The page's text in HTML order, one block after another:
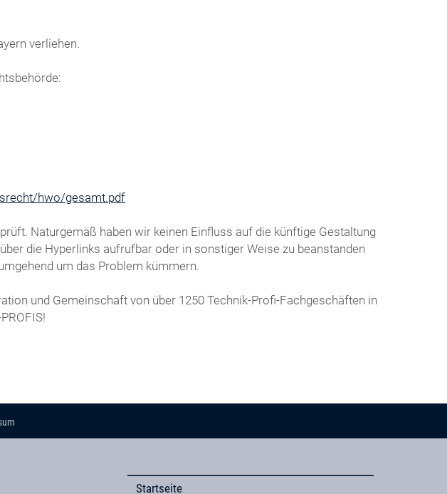
verliehen.
hwo/gesamt.pdf
Naturgemäß haben wir keinen Einfluss auf die künftige Gestaltung
die Hyperlinks aufrufbar oder in sonstiger Weise zu beanstanden
um das Problem kümmern.
und Gemeinschaft von über 1250 Technik-Profi-Fachgeschäften in
Startseite